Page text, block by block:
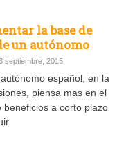
la base de
un autónomo
septiembre, 2015
español, en la
piensa mas en el
a corto plazo